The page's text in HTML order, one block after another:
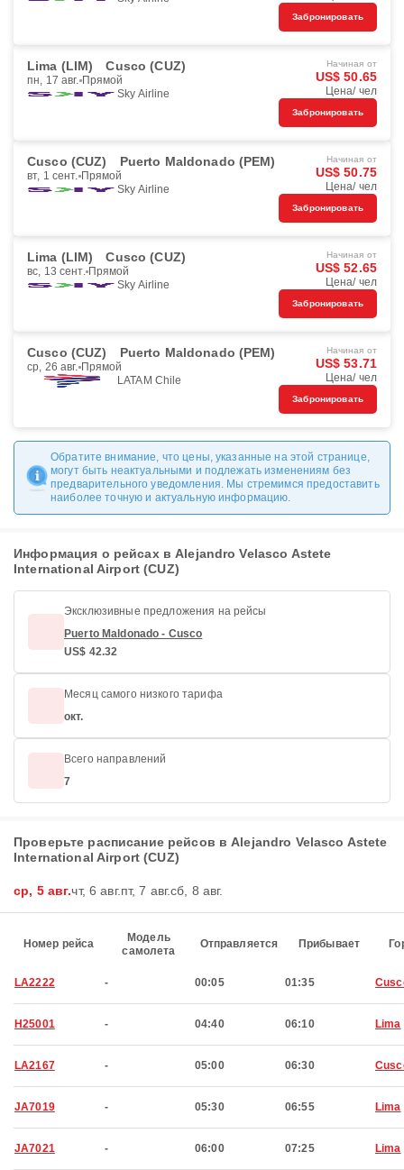
Забронировать
Lima (LIM) Cusco (CUZ)
пн, 17 авг. Прямой
Sky Airline
Начиная от
US$ 50.65
Цена/ чел
Забронировать
Cusco (CUZ) Puerto Maldonado (PEM)
вт, 1 сент. Прямой
Sky Airline
Начиная от
US$ 50.75
Цена/ чел
Забронировать
Lima (LIM) Cusco (CUZ)
вс, 13 сент. Прямой
Sky Airline
Начиная от
US$ 52.65
Цена/ чел
Забронировать
Cusco (CUZ) Puerto Maldonado (PEM)
ср, 26 авг. Прямой
LATAM Chile
Начиная от
US$ 53.71
Цена/ чел
Забронировать
Обратите внимание, что цены, указанные на этой странице,
могут быть неактуальными и подлежать изменениям без
предварительного уведомления. Мы стремимся предоставить
наиболее точную и актуальную информацию.
Информация о рейсах в Alejandro Velasco Astete
International Airport (CUZ)
Эксклюзивные предложения на рейсы
Puerto Maldonado - Cusco
US$ 42.32
Месяц самого низкого тарифа
окт.
Всего направлений
7
Проверьте расписание рейсов в Alejandro Velasco Astete
International Airport (CUZ)
ср, 5 авг.чт, 6 авг.пт, 7 авг.сб, 8 авг.
Номер рейса
Модель
самолета
Отправляется Прибывает
LA2222 - 00:05 01:35
H25001 - 04:40 06:10 Lima
LA2167 - 05:00 06:30
JA7019 - 05:30 06:55 Lima
JA7021 - 06:00 07:25 Lima